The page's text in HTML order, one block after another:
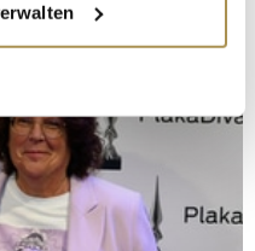
Lage
Meter genau sein
identifizieren
Ihre persönlichen Daten
Ihre Präferenzen im